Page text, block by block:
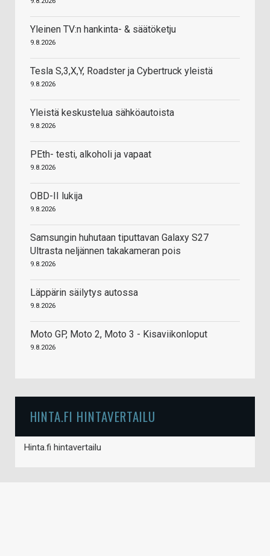
Yleinen TV:n hankinta- & säätöketju
9.8.2026
Tesla S,3,X,Y, Roadster ja Cybertruck yleistä
9.8.2026
Yleistä keskustelua sähköautoista
9.8.2026
PEth- testi, alkoholi ja vapaat
9.8.2026
OBD-II lukija
9.8.2026
Samsungin huhutaan tiputtavan Galaxy S27
Ultrasta neljännen takakameran pois
9.8.2026
Läppärin säilytys autossa
9.8.2026
Moto GP, Moto 2, Moto 3 - Kisaviikonloput
9.8.2026
HINTA.FI HINTAVERTAILU
Hinta.fi hintavertailu